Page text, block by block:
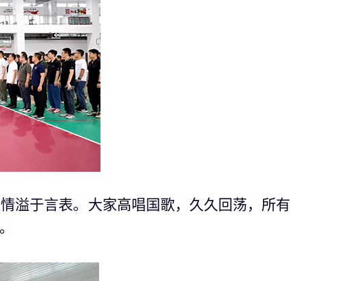
溢于言表。大家高唱国歌，久久回荡，所有